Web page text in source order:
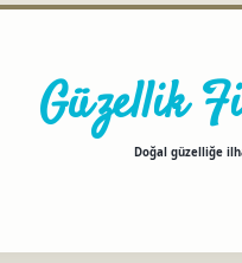
Güzellik
Doğal güzelliğe